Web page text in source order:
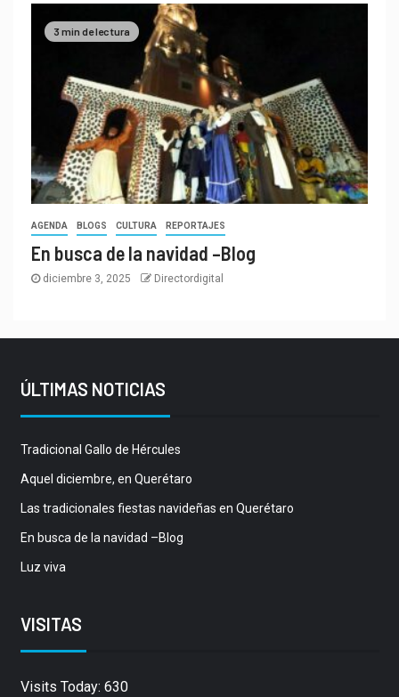
3 min de lectura
AGENDA BLOGS CULTURA REPORTAJES
En busca de la navidad –Blog
diciembre 3, 2025 Directordigital
ÚLTIMAS NOTICIAS
Tradicional Gallo de Hércules
Aquel diciembre, en Querétaro
Las tradicionales fiestas navideñas en Querétaro
En busca de la navidad –Blog
Luz viva
VISITAS
Visits Today: 630